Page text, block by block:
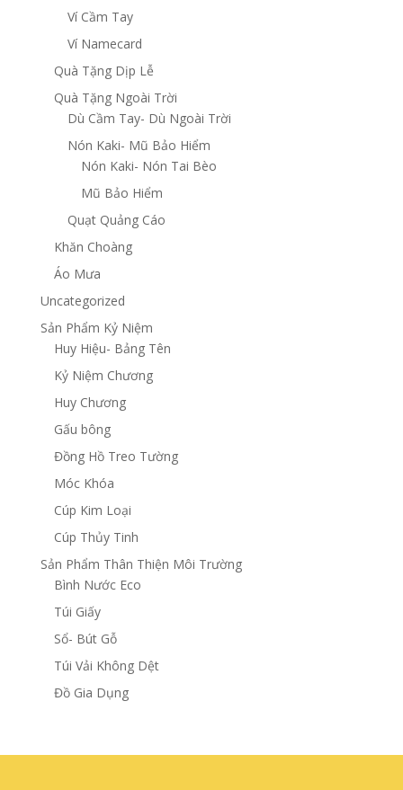
Ví Cầm Tay
Ví Namecard
Quà Tặng Dịp Lễ
Quà Tặng Ngoài Trời
Dù Cầm Tay- Dù Ngoài Trời
Nón Kaki- Mũ Bảo Hiểm
Nón Kaki- Nón Tai Bèo
Mũ Bảo Hiểm
Quạt Quảng Cáo
Khăn Choàng
Áo Mưa
Uncategorized
Sản Phẩm Kỷ Niệm
Huy Hiệu- Bảng Tên
Kỷ Niệm Chương
Huy Chương
Gấu bông
Đồng Hồ Treo Tường
Móc Khóa
Cúp Kim Loại
Cúp Thủy Tinh
Sản Phẩm Thân Thiện Môi Trường
Bình Nước Eco
Túi Giấy
Sổ- Bút Gỗ
Túi Vải Không Dệt
Đồ Gia Dụng